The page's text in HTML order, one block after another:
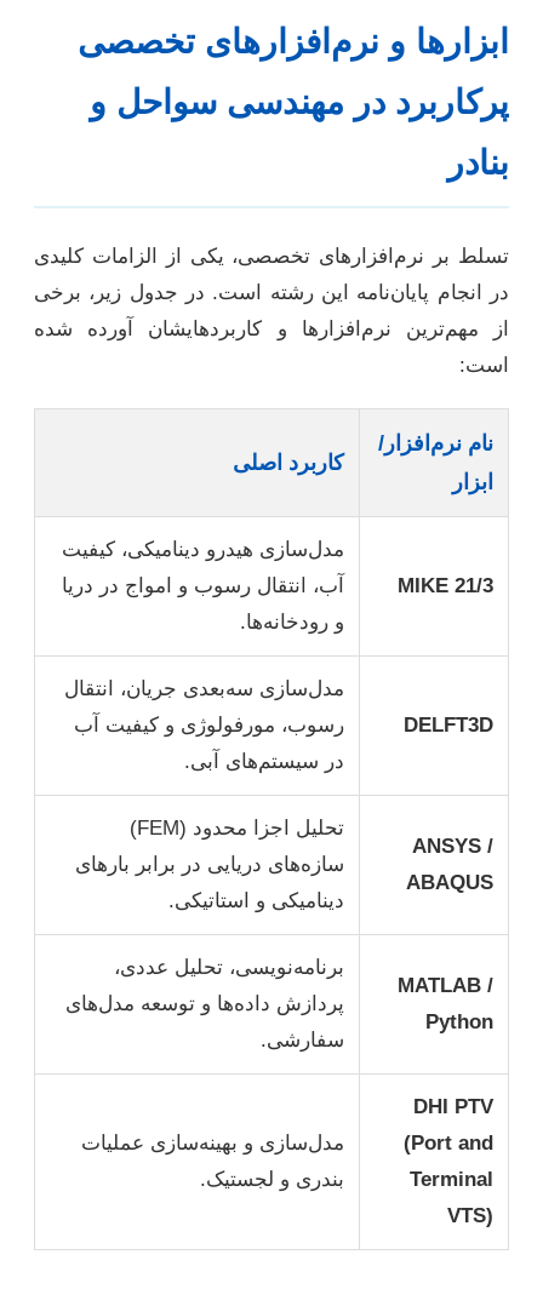
ابزارها و نرم‌افزارهای تخصصی
پرکاربرد در مهندسی سواحل و
بنادر
تسلط بر نرم‌افزارهای تخصصی، یکی از الزامات کلیدی
در انجام پایان‌نامه این رشته است. در جدول زیر، برخی
از مهم‌ترین نرم‌افزارها و کاربردهایشان آورده شده
است:
نام نرم‌افزار/
ابزار
کاربرد اصلی
MIKE 21/3
مدل‌سازی هیدرو دینامیکی، کیفیت
آب، انتقال رسوب و امواج در دریا
و رودخانه‌ها.
DELFT3D
مدل‌سازی سه‌بعدی جریان، انتقال
رسوب، مورفولوژی و کیفیت آب
در سیستم‌های آبی.
ANSYS /
ABAQUS
تحلیل اجزا محدود (FEM)
سازه‌های دریایی در برابر بارهای
دینامیکی و استاتیکی.
MATLAB /
Python
برنامه‌نویسی، تحلیل عددی،
پردازش داده‌ها و توسعه مدل‌های
سفارشی.
DHI PTV
(Port and
Terminal
VTS)
مدل‌سازی و بهینه‌سازی عملیات
بندری و لجستیک.